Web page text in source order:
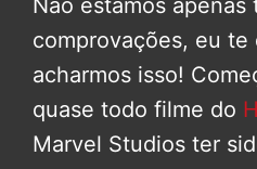
Não estamos
comprovações, eu
acharmos isso!
quase todo filme do
Marvel Studios ter